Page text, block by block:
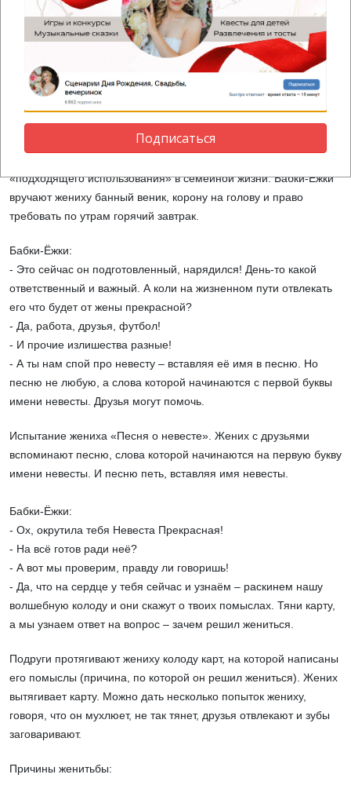
- Уф! Уморили нас своими танцами!
Хороши плясуны!
- А готов ли жених получить атрибуты семейной жизни и тем
самым показать свою надежность?
- Нашу единственную и неповторимую Елену Прекрасную
получит в жены только самый достойный!
Испытание «Достоинства жениха»: друзья жениха называют
«подходящего использования» в семейной жизни. Бабки-Ёжки
вручают жениху банный веник, корону на голову и право
требовать по утрам горячий завтрак.
Бабки-Ёжки:
- Это сейчас он подготовленный, нарядился! День-то какой
ответственный и важный. А коли на жизненном пути отвлекать
его что будет от жены прекрасной?
- Да, работа, друзья, футбол!
- И прочие излишества разные!
- А ты нам спой про невесту – вставляя её имя в песню. Но
песню не любую, а слова которой начинаются с первой буквы
имени невесты. Друзья могут помочь.
Испытание жениха «Песня о невесте». Жених с друзьями
вспоминают песню, слова которой начинаются на первую букву
имени невесты. И песню петь, вставляя имя невесты.
Бабки-Ёжки:
- Ох, окрутила тебя Невеста Прекрасная!
- На всё готов ради неё?
- А вот мы проверим, правду ли говоришь!
- Да, что на сердце у тебя сейчас и узнаём – раскинем нашу
волшебную колоду и они скажут о твоих помыслах. Тяни карту,
а мы узнаем ответ на вопрос – зачем решил жениться.
Подруги протягивают жениху колоду карт, на которой написаны
его помыслы (причина, по которой он решил жениться). Жених
вытягивает карту. Можно дать несколько попыток жениху,
говоря, что он мухлюет, не так тянет, друзья отвлекают и зубы
заговаривают.
Причины женитьбы:
Подписаться